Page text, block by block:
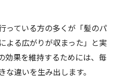
っている方の多くが「髪のパ
よる広がりが収まった」と実
効果を維持するためには、毎
違いを生み出します。